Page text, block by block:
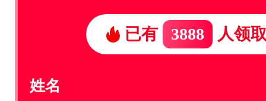
已有 3888 人领
姓名